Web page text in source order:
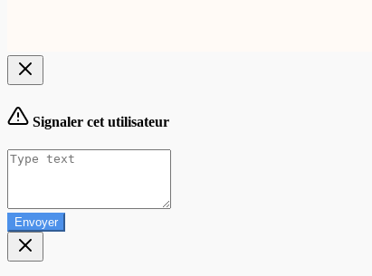
Signaler cet utilisateur
Envoyer